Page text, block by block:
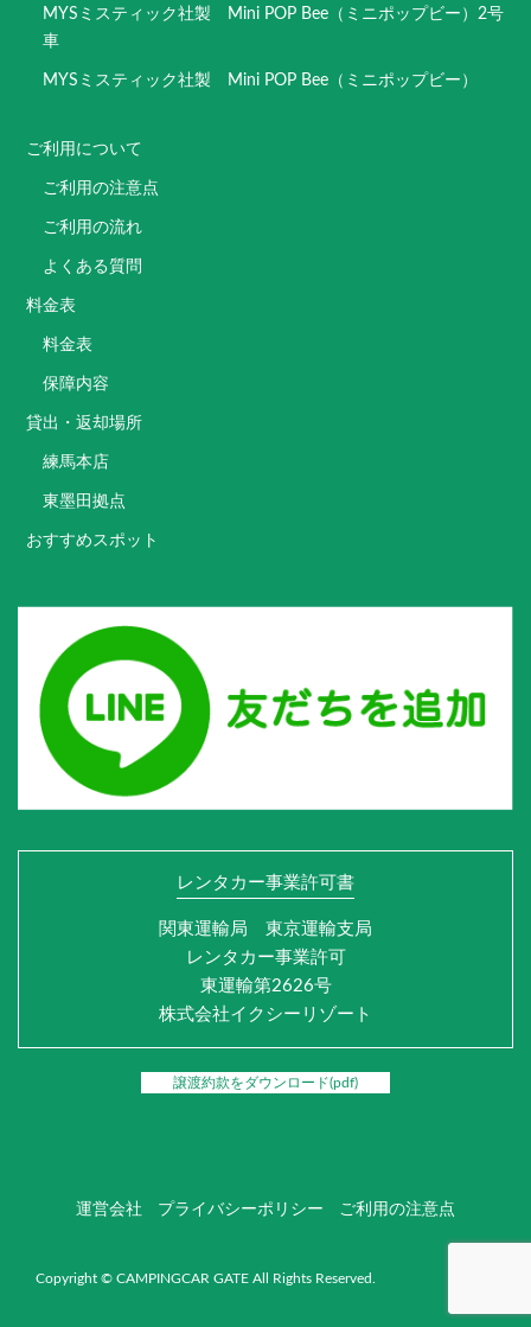
MYSミスティック社製 Mini POP Bee（ミニポップビー）2号
車
MYSミスティック社製 Mini POP Bee（ミニポップビー）
ご利用について
ご利用の注意点
ご利用の流れ
よくある質問
料金表
料金表
保障内容
貸出・返却場所
練馬本店
東墨田拠点
おすすめスポット
レンタカー事業許可書
関東運輸局 東京運輸支局
レンタカー事業許可
東運輸第2626号
株式会社イクシーリゾート
譲渡約款をダウンロード(pdf)
運営会社 プライバシーポリシー ご利用の注意点
Copyright © CAMPINGCAR GATE All Rights Reserved.